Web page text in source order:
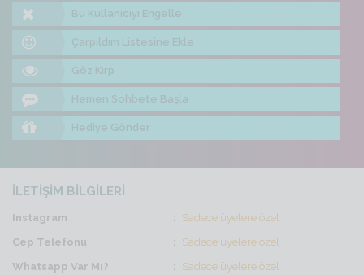
Bu Kullanıcıyı Engelle
Çarpıldım Listesine Ekle
Göz Kırp
Hemen Sohbete Başla
Hediye Gönder
İLETİŞİM BİLGİLERİ
Instagram
Sadece üyelere özel
Cep Telefonu
Sadece üyelere özel
Whatsapp Var Mı?
Sadece üyelere özel